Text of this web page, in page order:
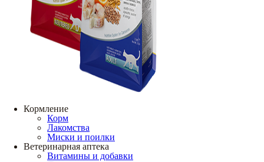
Кормление
Корм
Лакомства
Миски и поилки
Ветеринарная аптека
Витамины и добавки